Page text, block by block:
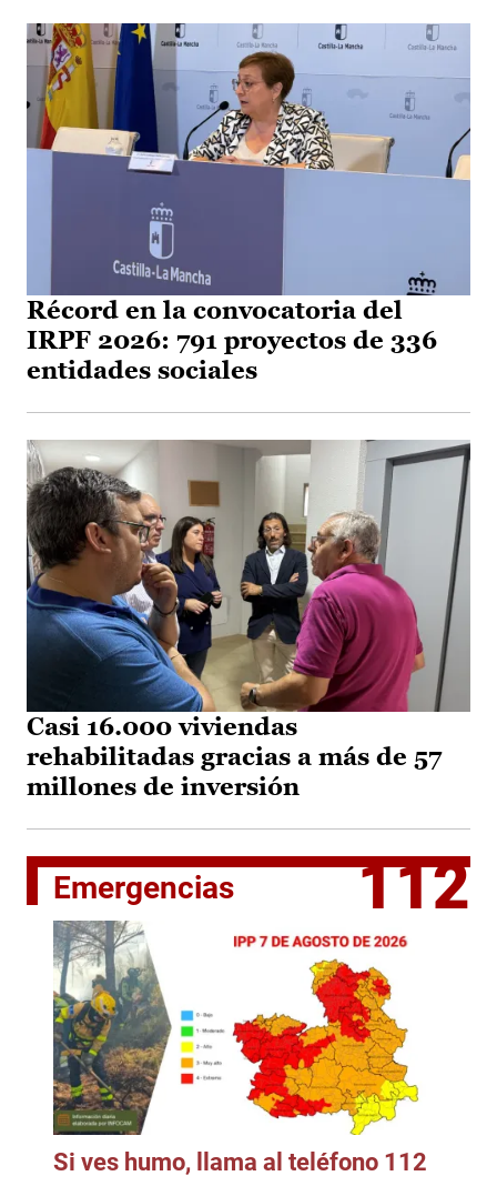
Récord en la convocatoria del
IRPF 2026: 791 proyectos de 336
entidades sociales
Casi 16.000 viviendas
rehabilitadas gracias a más de 57
millones de inversión
Emergencias 112
Si ves humo, llama al teléfono 112